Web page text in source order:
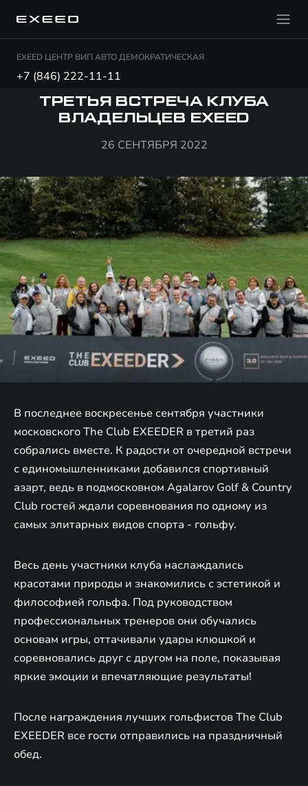
EXEED ЦЕНТР ВИП АВТО ДЕМОКРАТИЧЕСКАЯ
+7 (846) 222-11-11
ТРЕТЬЯ ВСТРЕЧА КЛУБА
ВЛАДЕЛЬЦЕВ EXEED
26 СЕНТЯБРЯ 2022
В последнее воскресенье сентября участники
московского The Club EXEEDER в третий раз
собрались вместе. К радости от очередной встречи
с единомышленниками добавился спортивный
азарт, ведь в подмосковном Agalarov Golf & Country
Club гостей ждали соревнования по одному из
самых элитарных видов спорта - гольфу.
Весь день участники клуба наслаждались
красотами природы и знакомились с эстетикой и
философией гольфа. Под руководством
профессиональных тренеров они обучались
основам игры, оттачивали удары клюшкой и
соревновались друг с другом на поле, показывая
яркие эмоции и впечатляющие результаты!
После награждения лучших гольфистов The Club
EXEEDER все гости отправились на праздничный
обед.